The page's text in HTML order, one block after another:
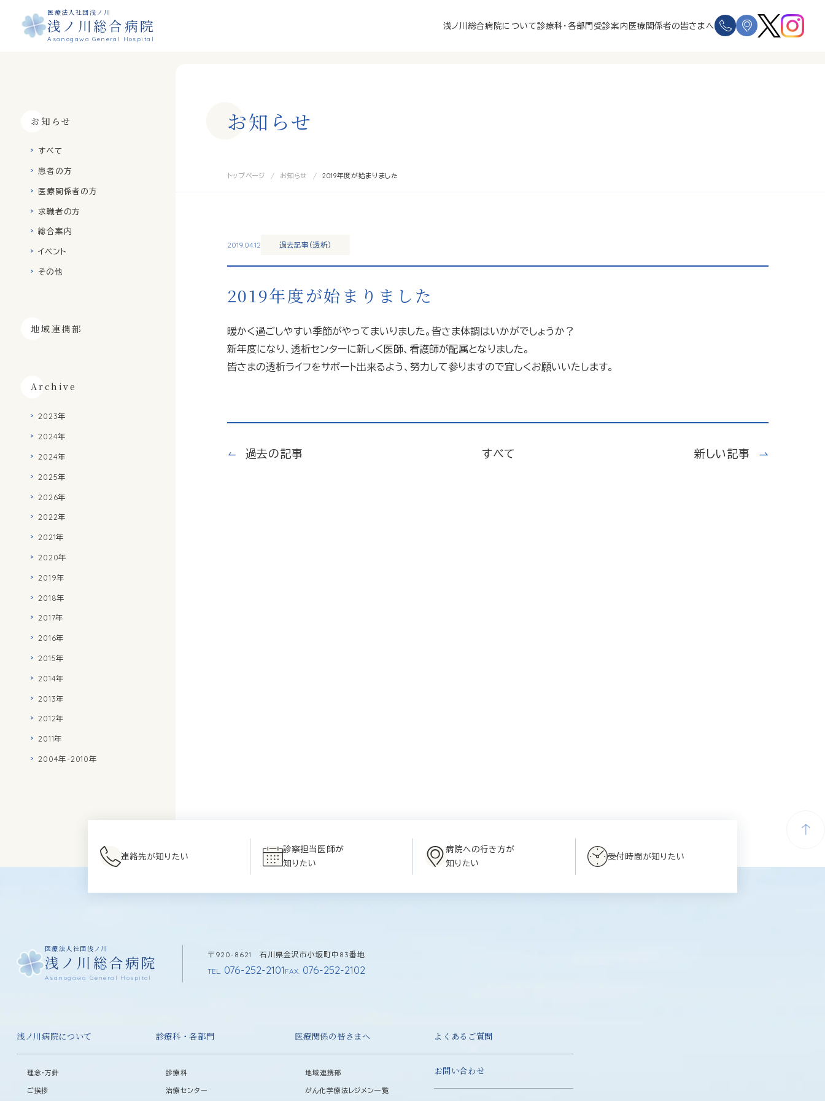
医療法人社団浅ノ川
浅ノ川総合病院
Asanogawa General Hospital
浅ノ川総合病院について診療科・各部門受診案内医療関係者の皆さまへ
お知らせ
すべて
患者の方
医療関係者の方
求職者の方
総合案内
イベント
その他
地域連携部
Archive
2023年
2024年
2024年
2025年
2026年
2022年
2021年
2020年
2019年
2018年
2017年
2016年
2015年
2014年
2013年
2012年
2011年
2004年-2010年
お知 らせ
トップページ お知らせ 2019年度が始まりました
2019.04.12 過去記事（透析）
2019年度が始まりました
暖かく過ごしやすい季節がやってまいりました。皆さま体調はいかがでしょうか？
新年度になり、透析センターに新しく医師、看護師が配属となりました。
皆さまの透析ライフをサポート出来るよう、努力して参りますので宜しくお願いいたします。
過去の記事 すべて 新しい記事
連絡先が知りたい
診察担当医師が
知りたい
病院への行き方が
知りたい
受付時間が知りたい
医療法人社団浅ノ川
浅ノ川総合病院
Asanogawa General Hospital
〒920-8621 石川県金沢市小坂町中83番地
TEL. 076-252-2101 FAX. 076-252-2102
浅ノ川病院について
理念・方針
ご挨拶
診療科・各部門
診療科
治療センター
医療関係の皆さまへ
地域連携部
がん化学療法レジメン一覧
よくあるご質問
お問い合わせ